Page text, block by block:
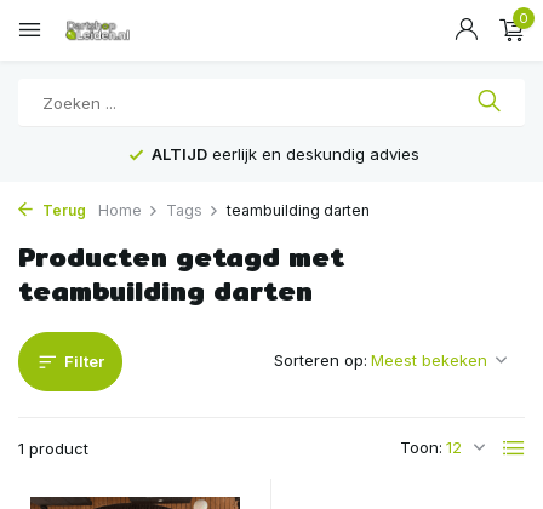
0
ALTIJD eerlijk en deskundig advies
Terug Home Tags teambuilding darten
Producten getagd met
teambuilding darten
Filter
1 product Toon:
Sorteren op: